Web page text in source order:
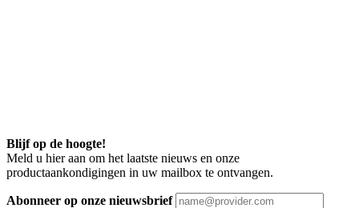
Blijf op de hoogte!
Meld u hier aan om het laatste nieuws en onze
productaankondigingen in uw mailbox te ontvangen.
Abonneer op onze nieuwsbrief